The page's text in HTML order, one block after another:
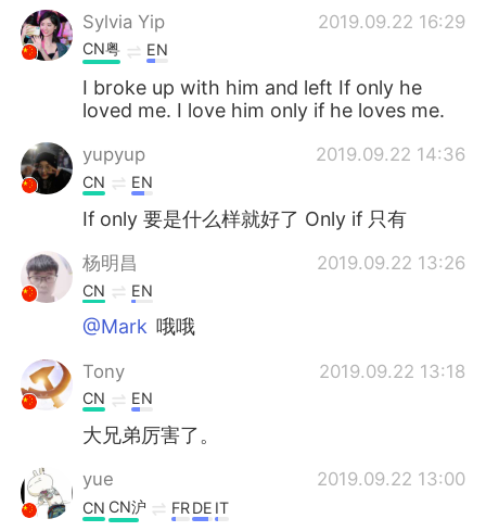
Sylvia Yip 2019.09.22 16:29
CN粤 EN
I broke up with him and left If only he
loved me. I love him only if he loves me.
yupyup 2019.09.22 14:36
CN EN
If only 要是什么样就好了 Only if 只有
杨明昌 2019.09.22 13:26
CN EN
@Mark 哦哦
Tony 2019.09.22 13:18
CN EN
大兄弟厉害了。
yue 2019.09.22 13:00
CN CN沪 FRDE IT